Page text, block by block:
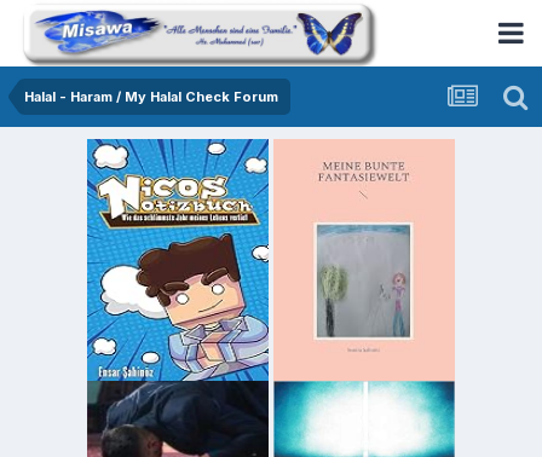
Halal - Haram / My Halal Check Forum